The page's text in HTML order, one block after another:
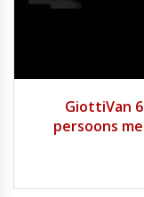
GiottiVan
persoons